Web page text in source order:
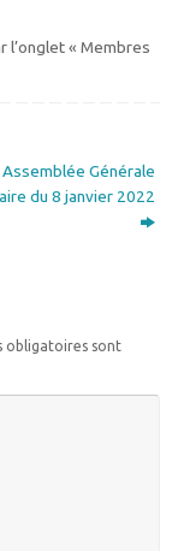
l’onglet « Membres
Assemblée Générale
du 8 janvier 2022
obligatoires sont